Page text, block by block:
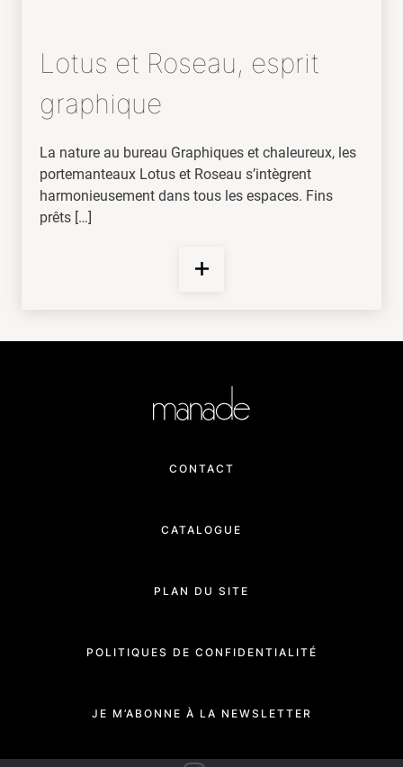
Lotus et Roseau, esprit
graphique
La nature au bureau Graphiques et chaleureux, les
portemanteaux Lotus et Roseau s’intègrent
harmonieusement dans tous les espaces. Fins
prêts […]
CONTACT
CATALOGUE
PLAN DU SITE
POLITIQUES DE CONFIDENTIALITÉ
JE M’ABONNE À LA NEWSLETTER